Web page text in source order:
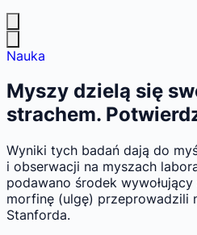
Nauka
Myszy dzielą się
strachem.
Wyniki tych badań dają do
i obserwacji na myszach
podawano środek
morfinę (ulgę) przeprowadzili
Stanforda.